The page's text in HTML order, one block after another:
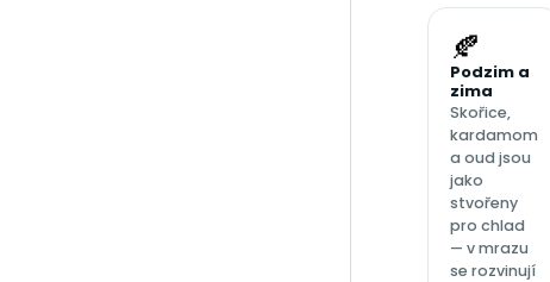
🍂
Podzim a
zima
Skořice,
kardamom
a oud jsou
jako
stvořeny
pro chlad
— v mrazu
se rozvinují